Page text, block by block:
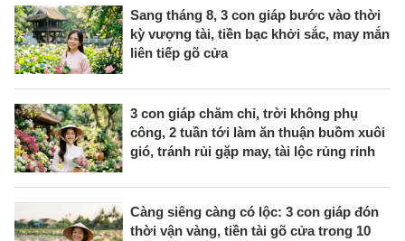
Sang tháng 8, 3 con giáp bước vào thời
kỳ vượng tài, tiền bạc khởi sắc, may mắn
liên tiếp gõ cửa
3 con giáp chăm chỉ, trời không phụ
công, 2 tuần tới làm ăn thuận buồm xuôi
gió, tránh rủi gặp may, tài lộc rủng rỉnh
Càng siêng càng có lộc: 3 con giáp đón
thời vận vàng, tiền tài gõ cửa trong 10